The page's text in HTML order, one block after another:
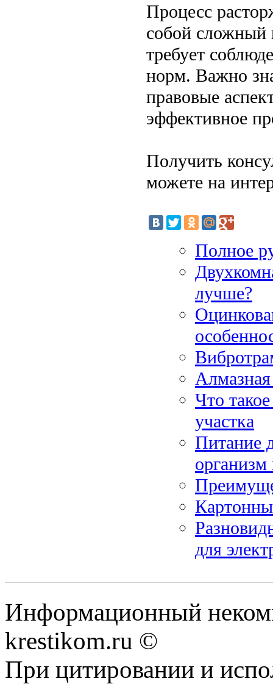
Процесс
собой сложный
требует
норм. Важно
правовые
эффективное
Получить
можете на
Полное
лучше?
Алмазная
Что
участка
Питание
для
Информационный
krestikom.ru ©
При цитировании и